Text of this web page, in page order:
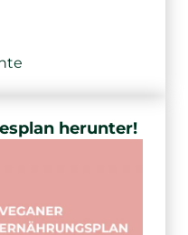
herunter!